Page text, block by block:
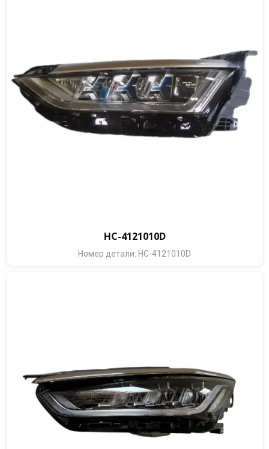
HC-4121010D
Номер детали: HC-4121010D